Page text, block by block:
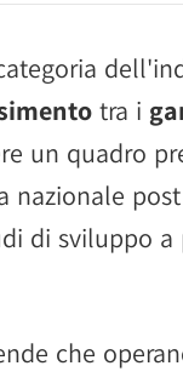
tra i
un quadro
post
di sviluppo a
che